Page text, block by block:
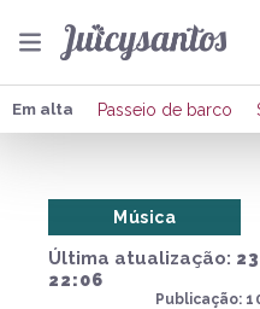
Em alta Passeio de barco
Última atualização:
22:06
Publicação:
Música